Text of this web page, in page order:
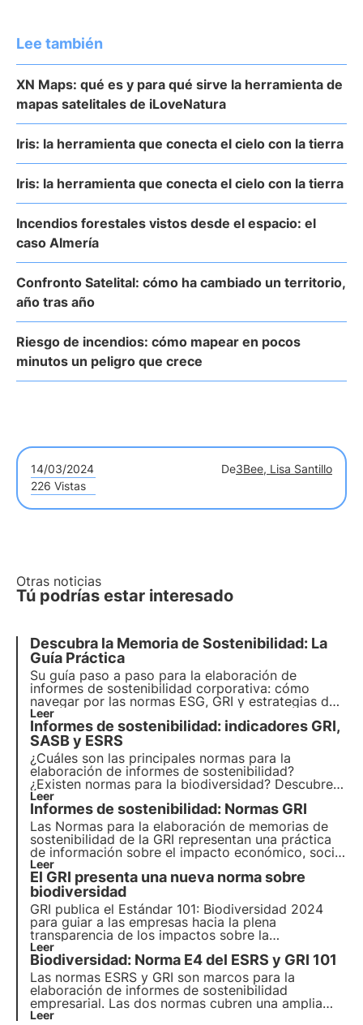
Lee también
XN Maps: qué es y para qué sirve la herramienta de
mapas satelitales de iLoveNatura
Iris: la herramienta que conecta el cielo con la tierra
Iris: la herramienta que conecta el cielo con la tierra
Incendios forestales vistos desde el espacio: el
caso Almería
Confronto Satelital: cómo ha cambiado un territorio,
año tras año
Riesgo de incendios: cómo mapear en pocos
minutos un peligro que crece
14/03/2024 De3Bee, Lisa Santillo
226 Vistas
Otras noticias
Tú podrías estar interesado
Descubra la Memoria de Sostenibilidad: La
Guía Práctica
Su guía paso a paso para la elaboración de
informes de sostenibilidad corporativa: cómo
navegar por las normas ESG, GRI y estrategias de
éxito para un futuro más ecológico y responsable.
Elija 3Bee para su informe de sostenibilidad
Leer
Informes de sostenibilidad: indicadores GRI,
SASB y ESRS
¿Cuáles son las principales normas para la
elaboración de informes de sostenibilidad?
¿Existen normas para la biodiversidad? Descubre
las normas GRI, SASB y ESRS en este artículo.
Aprende más con Píldoras del Oasis, la Academia
Digital de 3Bee para profesionales de la
sostenibilidad.
Leer
Informes de sostenibilidad: Normas GRI
Las Normas para la elaboración de memorias de
sostenibilidad de la GRI representan una práctica
de información sobre el impacto económico, social
y medioambiental de las empresas. En este
artículo explicaremos cómo utilizar las normas de
la Global Reporting Initiative para medir y
comunicar los resultados.
Leer
El GRI presenta una nueva norma sobre
biodiversidad
GRI publica el Estándar 101: Biodiversidad 2024
para guiar a las empresas hacia la plena
transparencia de los impactos sobre la
biodiversidad, respondiendo así a la creciente
demanda de información por parte de los grupos
de interés. Descubra en este artículo cómo está
estructurada y cuándo entrará en vigor.
Leer
Biodiversidad: Norma E4 del ESRS y GRI 101
Las normas ESRS y GRI son marcos para la
elaboración de informes de sostenibilidad
empresarial. Las dos normas cubren una amplia
gama de temas de sostenibilidad, incluida la
Leer